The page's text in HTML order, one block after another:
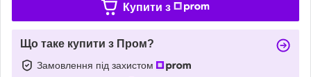
Купити з
Що таке купити з Пром?
Замовлення під захистом